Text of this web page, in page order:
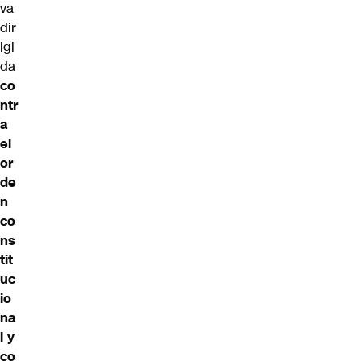
va
dir
igi
da
co
ntr
a
el
or
de
n
co
ns
tit
uc
io
na
l y
co